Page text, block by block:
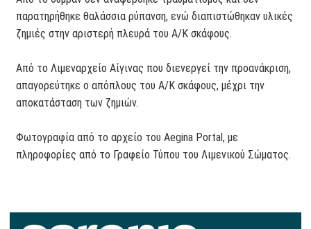
παρατηρήθηκε θαλάσσια ρύπανση, ενώ διαπιστώθηκαν υλικές
ζημιές στην αριστερή πλευρά του Α/Κ σκάφους.
Από το Λιμεναρχείο Αίγινας που διενεργεί την προανάκριση,
απαγορεύτηκε ο απόπλους του Α/Κ σκάφους, μέχρι την
αποκατάσταση των ζημιών.
Φωτογραφία από το αρχείο του Aegina Portal, με
πληροφορίες από το Γραφείο Τύπου του Λιμενικού Σώματος.